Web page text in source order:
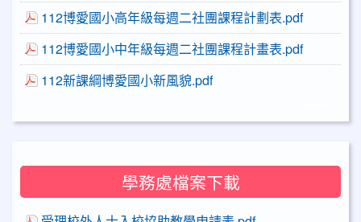
112博愛國小高年級每週二社團課程計劃表.pdf
112博愛國小中年級每週二社團課程計畫表.pdf
112新課綱博愛國小新風貌.pdf
學務處檔案下載